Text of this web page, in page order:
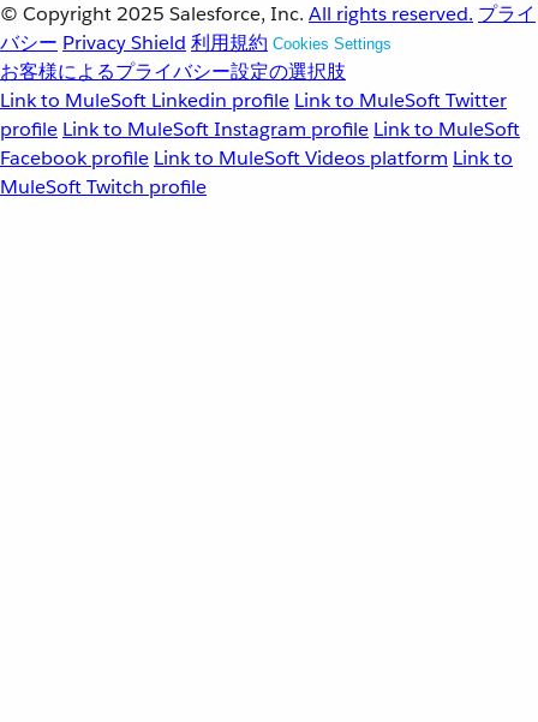
© Copyright 2025 Salesforce, Inc. All rights reserved. プライ
バシー Privacy Shield 利用規約 Cookies Settings
お客様によるプライバシー設定の選択肢
Link to MuleSoft Linkedin profile Link to MuleSoft Twitter
profile Link to MuleSoft Instagram profile Link to MuleSoft
Facebook profile Link to MuleSoft Videos platform Link to
MuleSoft Twitch profile